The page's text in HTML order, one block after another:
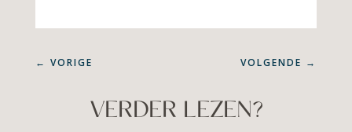
← VORIGE VOLGENDE →
VERDER LEZEN?